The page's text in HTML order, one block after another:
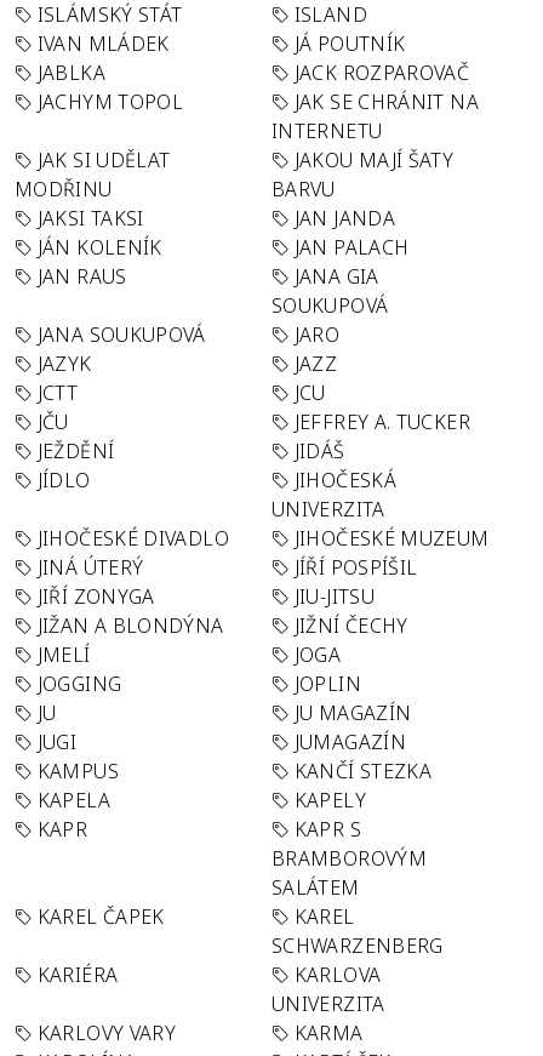
ISLÁMSKÝ STÁT
ISLAND
IVAN MLÁDEK
JÁ POUTNÍK
JABLKA
JACK ROZPAROVAČ
JACHYM TOPOL
JAK SE CHRÁNIT NA
INTERNETU
JAK SI UDĚLAT
MODŘINU
JAKOU MAJÍ ŠATY
BARVU
JAKSI TAKSI
JAN JANDA
JÁN KOLENÍK
JAN PALACH
JAN RAUS
JANA GIA
SOUKUPOVÁ
JANA SOUKUPOVÁ
JARO
JAZYK
JAZZ
JCTT
JCU
JČU
JEFFREY A. TUCKER
JEŽDĚNÍ
JIDÁŠ
JÍDLO
JIHOČESKÁ
UNIVERZITA
JIHOČESKÉ DIVADLO
JIHOČESKÉ MUZEUM
JINÁ ÚTERÝ
JÍŘÍ POSPÍŠIL
JIŘÍ ZONYGA
JIU-JITSU
JIŽAN A BLONDÝNA
JIŽNÍ ČECHY
JMELÍ
JOGA
JOGGING
JOPLIN
JU
JU MAGAZÍN
JUGI
JUMAGAZÍN
KAMPUS
KANČÍ STEZKA
KAPELA
KAPELY
KAPR
KAPR S
BRAMBOROVÝM
SALÁTEM
KAREL ČAPEK
KAREL
SCHWARZENBERG
KARIÉRA
KARLOVA
UNIVERZITA
KARLOVY VARY
KARMA